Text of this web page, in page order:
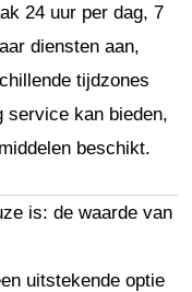
24 uur per dag, 7
diensten aan,
tijdzones
service kan bieden,
beschikt.
is: de waarde van
uitstekende optie